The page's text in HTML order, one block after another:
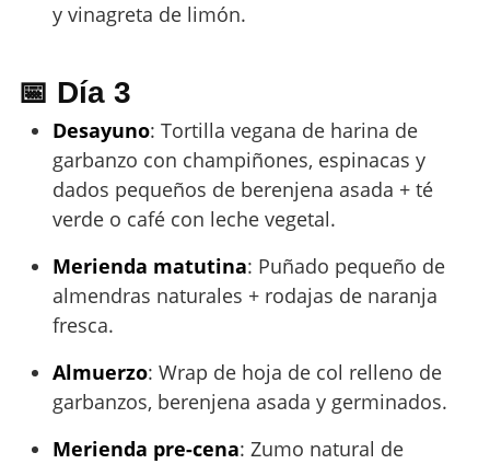
y vinagreta de limón.
📅 Día 3
Desayuno: Tortilla vegana de harina de
garbanzo con champiñones, espinacas y
dados pequeños de berenjena asada + té
verde o café con leche vegetal.
Merienda matutina: Puñado pequeño de
almendras naturales + rodajas de naranja
fresca.
Almuerzo: Wrap de hoja de col relleno de
garbanzos, berenjena asada y germinados.
Merienda pre-cena: Zumo natural de